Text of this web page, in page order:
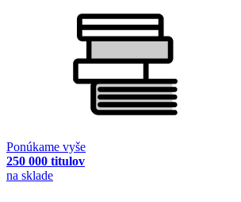
Ponúkame vyše
250 000 titulov
na sklade